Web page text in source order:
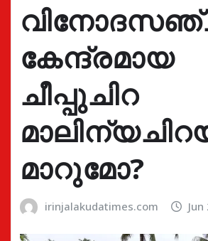
കേന്ദ്രമായ
ചീപ്പുചിറ
മാറുമോ?
irinjalakudatimes.com